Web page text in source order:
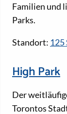
Familien und
Parks.
Standort: 125
High Park
Der
Torontos